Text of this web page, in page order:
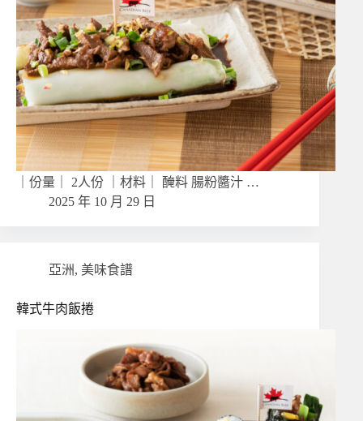
｜份量｜ 2人份 ｜材料｜ 醃料 腸粉醬汁 …
2025 年 10 月 29 日
亞洲, 美味食譜
韓式牛肉飯捲